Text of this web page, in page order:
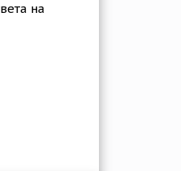
на